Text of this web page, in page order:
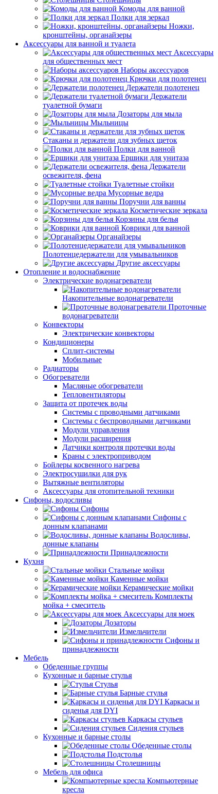
Комоды для ванной
Полки для зеркал
Ножки,
кронштейны, органайзеры
Аксессуары для ванной и туалета
Аксессуары
для общественных мест
Наборы аксессуаров
Крючки для полотенец
Держатели полотенец
Держатели
туалетной бумаги
Дозаторы для мыла
Мыльницы
Стаканы и держатели для зубных щеток
Полки для ванной
Ершики для унитаза
Держатели
освежителя, фена
Туалетные стойки
Мусорные ведра
Поручни для ванны
Косметические зеркала
Корзины для белья
Коврики для ванной
Органайзеры
Полотенцедержатели для умывальников
Другие аксессуары
Отопление и водоснабжение
Электрические водонагреватели
Накопительные водонагреватели
Проточные
водонагреватели
Конвекторы
Электрические конвекторы
Кондиционеры
Сплит-системы
Мобильные
Радиаторы
Обогреватели
Масляные обогреватели
Тепловентиляторы
Защита от протечек воды
Системы с проводными датчиками
Системы с беспроводными датчиками
Модули управления
Модули расширения
Датчики контроля протечки воды
Краны с электроприводом
Бойлеры косвенного нагрева
Электросушилки для рук
Вытяжные вентиляторы
Аксессуары для отопительной техники
Сифоны, водосливы
Сифоны
Сифоны с
донным клапанами
Водосливы,
донные клапаны
Принадлежности
Кухня
Стальные мойки
Каменные мойки
Керамические мойки
Комплекты
мойка + смеситель
Аксессуары для моек
Дозаторы
Измельчители
Сифоны и
принадлежности
Мебель
Обеденные группы
Кухонные и барные стулья
Стулья
Барные стулья
Каркасы и
сиденья для DYI
Каркасы стульев
Сидения стульев
Кухонные и барные столы
Обеденные столы
Подстолья
Столешницы
Мебель для офиса
Компьютерные
кресла